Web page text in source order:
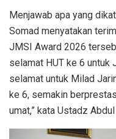
Menjawab apa yang
Somad menyatakan
JMSI Award 2026
selamat HUT ke 6 untuk
selamat untuk Milad
ke 6, semakin
umat,” kata Ustadz